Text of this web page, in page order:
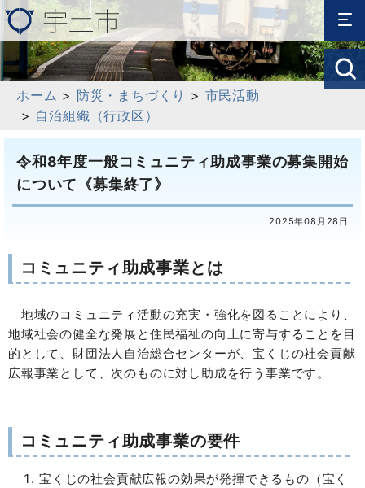
ホーム > 防災・まちづくり > 市民活動
> 自治組織（行政区）
令和8年度一般コミュニティ助成事業の募集開始
について《募集終了》
2025年08月28日
コミュニティ助成事業とは
地域のコミュニティ活動の充実・強化を図ることにより、
地域社会の健全な発展と住民福祉の向上に寄与することを目
的として、財団法人自治総合センターが、宝くじの社会貢献
広報事業として、次のものに対し助成を行う事業です。
コミュニティ助成事業の要件
宝くじの社会貢献広報の効果が発揮できるもの（宝く